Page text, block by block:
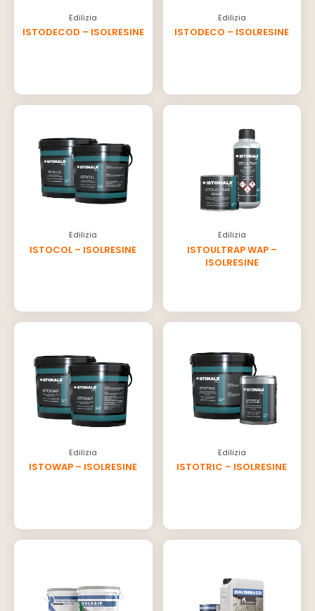
Edilizia
ISTODECOD – ISOLRESINE
Edilizia
ISTODECO – ISOLRESINE
Edilizia
ISTOCOL – ISOLRESINE
Edilizia
ISTOULTRAP WAP –
ISOLRESINE
Edilizia
ISTOWAP – ISOLRESINE
Edilizia
ISTOTRIC – ISOLRESINE